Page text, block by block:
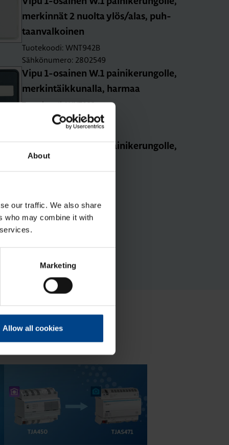
About
our traffic. We also share
who may combine it with
Marketing
Allow all cookies
mer­kin­nät 2 nuol­ta ylös/alas, puh­
taan­val­koi­nen
Tuotekoodi: WNT942B
Sähkönumero: 2802549
Vipu 1-osai­nen W.1 pai­ni­ke­run­gol­le,
mer­kin­täik­ku­nal­la, har­maa
Tuotekoodi: WNT922
Sähkönumero: 2802544
Vipu 1-osai­nen W.1 pai­ni­ke­run­gol­le,
puh­taan­val­koi­nen